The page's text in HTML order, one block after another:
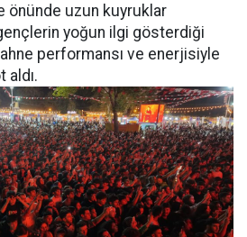
önünde uzun kuyruklar
yoğun ilgi gösterdiği
performansı ve enerjisiyle
aldı.